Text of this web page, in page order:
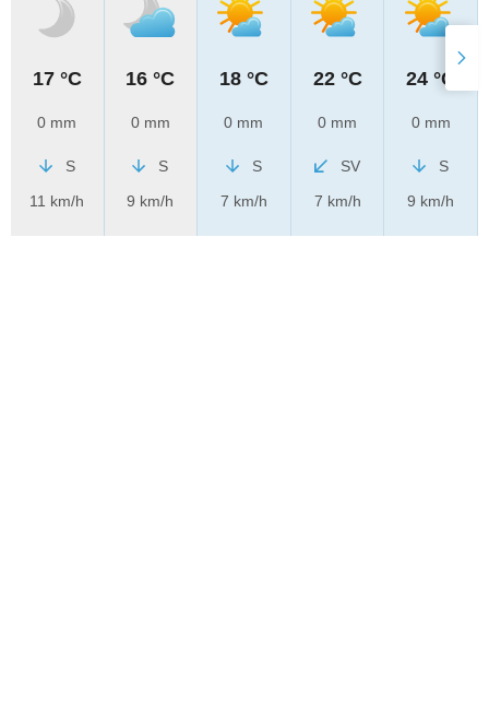
17 °C
0 mm
S
11 km/h
16 °C
0 mm
S
9 km/h
18 °C
0 mm
S
7 km/h
22 °C
0 mm
SV
7 km/h
24 °C
0 mm
S
9 km/h